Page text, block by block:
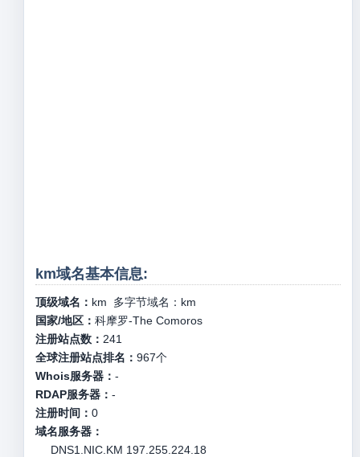
km域名基本信息:
顶级域名： km 多字节域名： km
国家/地区： 科摩罗-The Comoros
注册站点数： 241
全球注册站点排名： 967个
Whois服务器： -
RDAP服务器： -
注册时间： 0
域名服务器：
DNS1.NIC.KM 197.255.224.18